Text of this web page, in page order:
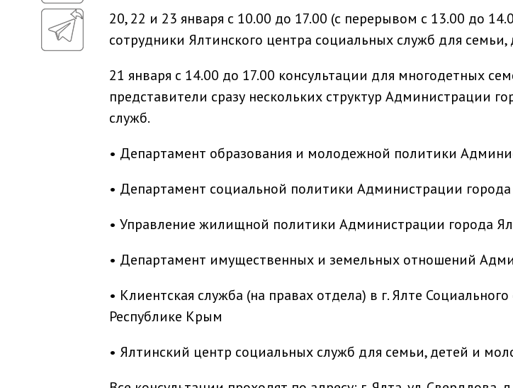
20, 22 и 23 января с 10.00 до 17.00 (с перерывом с 13.00 до
сотрудники Ялтинского центра социальных служб для
21 января с 14.00 до 17.00 консультации для многодетных
представители сразу нескольких структур Администрации
служб.
• Департамент образования и молодежной политики
• Департамент социальной политики Администрации
• Управление жилищной политики Администрации города
• Департамент имущественных и земельных отношений
• Клиентская служба (на правах отдела) в г. Ялте
Республике Крым
• Ялтинский центр социальных служб для семьи, детей и